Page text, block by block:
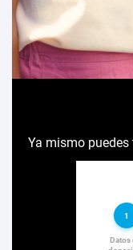
Ya mismo